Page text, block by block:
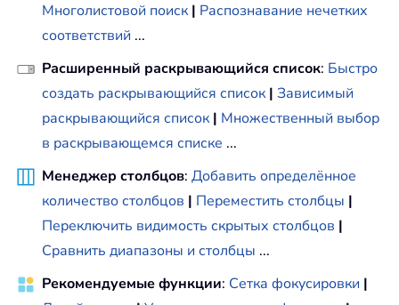
Многолистовой поиск | Распознавание нечетких
соответствий ...
Расширенный раскрывающийся список: Быстро
создать раскрывающийся список | Зависимый
раскрывающийся список | Множественный выбор
в раскрывающемся списке ...
Менеджер столбцов: Добавить определённое
количество столбцов | Переместить столбцы |
Переключить видимость скрытых столбцов |
Сравнить диапазоны и столбцы ...
Рекомендуемые функции: Сетка фокусировки |